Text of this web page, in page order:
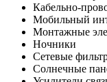
Кабельно-
Мобильный
Монтажные
Ночники
Сетевые
Солнечные